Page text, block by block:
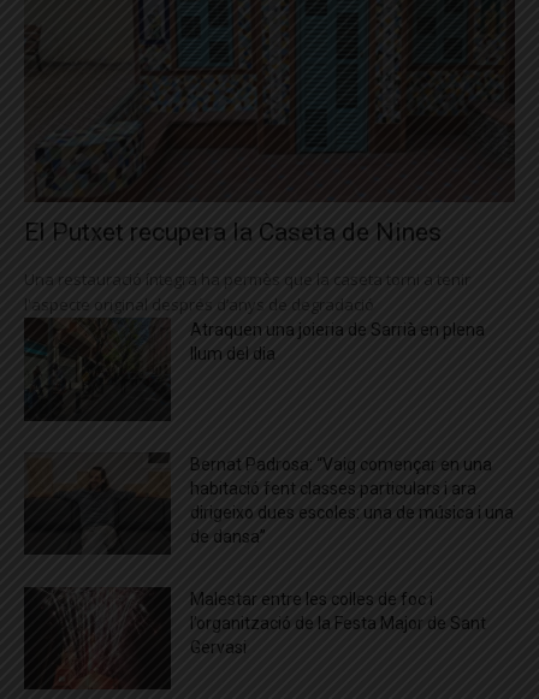
El Putxet recupera la Caseta de Nines
Una restauració íntegra ha permès que la caseta torni a tenir
l'aspecte original després d’anys de degradació
Atraquen una joieria de Sarrià en plena
llum del dia
Bernat Padrosa: “Vaig començar en una
habitació fent classes particulars i ara
dirigeixo dues escoles: una de música i una
de dansa”
Malestar entre les colles de foc i
l’organització de la Festa Major de Sant
Gervasi